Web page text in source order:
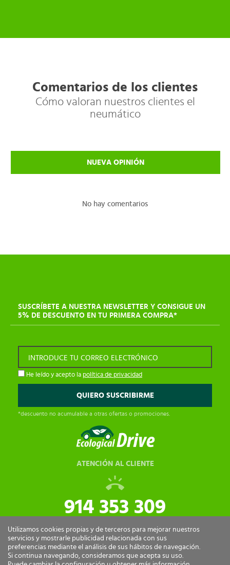
Comentarios de los clientes
Cómo valoran nuestros clientes el
neumático
NUEVA OPINIÓN
No hay comentarios
SUSCRÍBETE A NUESTRA NEWSLETTER Y CONSIGUE UN
5% DE DESCUENTO EN TU PRIMERA COMPRA*
INTRODUCE TU CORREO ELECTRÓNICO
He leído y acepto la política de privacidad
*descuento no acumulable a otras ofertas o promociones.
ATENCIÓN AL CLIENTE
914 353 309
tiendaonline@ecologicaldrive.com
Utilizamos cookies propias y de terceros para mejorar nuestros
servicios y mostrarle publicidad relacionada con sus
preferencias mediante el análisis de sus hábitos de navegación.
Si continua navegando, consideramos que acepta su uso.